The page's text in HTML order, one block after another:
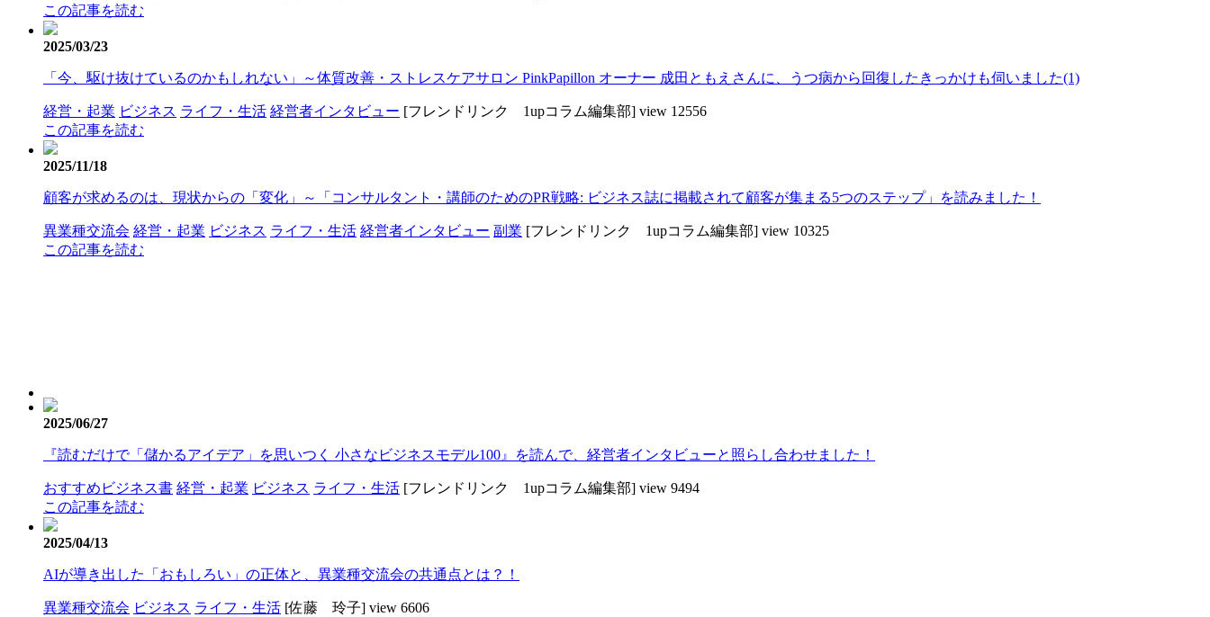
この記事を読む
2025/03/23
「今、駆け抜けているのかもしれない」～体質改善・ストレスケアサロン PinkPapillon オーナー 成田ともえさんに、うつ病から回復したきっかけも伺いました(1)
経営・起業 ビジネス ライフ・生活 経営者インタビュー [フレンドリンク 1upコラム編集部] view 12556
この記事を読む
2025/11/18
顧客が求めるのは、現状からの「変化」～「コンサルタント・講師のためのPR戦略: ビジネス誌に掲載されて顧客が集まる5つのステップ」を読みました！
異業種交流会 経営・起業 ビジネス ライフ・生活 経営者インタビュー 副業 [フレンドリンク 1upコラム編集部] view 10325
この記事を読む
2025/06/27
『読むだけで「儲かるアイデア」を思いつく 小さなビジネスモデル100』を読んで、経営者インタビューと照らし合わせました！
おすすめビジネス書 経営・起業 ビジネス ライフ・生活 [フレンドリンク 1upコラム編集部] view 9494
この記事を読む
2025/04/13
AIが導き出した「おもしろい」の正体と、異業種交流会の共通点とは？！
異業種交流会 ビジネス ライフ・生活 [佐藤 玲子] view 6606